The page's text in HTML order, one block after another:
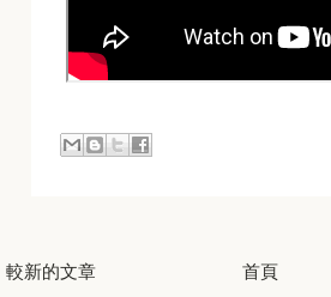
較新的文章 首頁